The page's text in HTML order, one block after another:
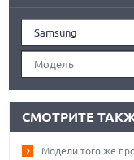
Samsung
Модель
СМОТРИТЕ
Модели того же